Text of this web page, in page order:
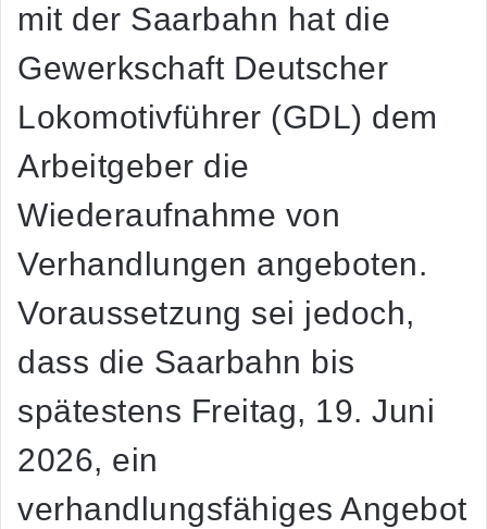
mit der Saarbahn hat die
Gewerkschaft Deutscher
Lokomotivführer (GDL) dem
Arbeitgeber die
Wiederaufnahme von
Verhandlungen angeboten.
Voraussetzung sei jedoch,
dass die Saarbahn bis
spätestens Freitag, 19. Juni
2026, ein
verhandlungsfähiges Angebot